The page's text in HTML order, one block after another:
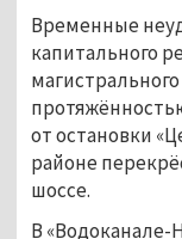
Временные
капитального
от остановки
районе
шоссе.
В «Водоканале-